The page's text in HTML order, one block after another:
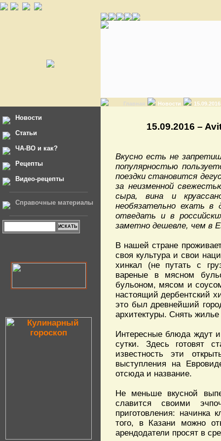
Главная Новости
Новости
Статьи
ЧА-ВО и как?
Рецепты
Видео-рецепты
Справочные материалы
15.09.2016 –
Вкусно есть не
популярностью
поездки становится
за неизменной
сыра, вина и
необязательно ехать в
отведать и в
заметно дешевле, чем в
В нашей стране
своя культура и свои
хинкал (не путать с
вареные в мясном
бульоном, мясом и
настоящий дербентский
это был древнейший
архитектуры. Снять
Интересные блюда ждут
сутки. Здесь готовят
известность эти
выступления на
отсюда и название.
Не меньше вкусной
славится своими
приготовления: начинка
того, в Казани можно
арендодатели просят в